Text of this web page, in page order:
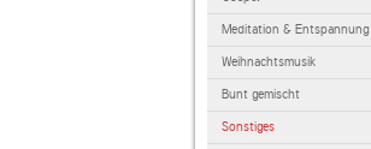
Meditation & Entspannung
Weihnachtsmusik
Bunt gemischt
Sonstiges